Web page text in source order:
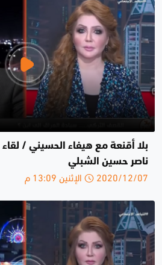
بلا أقنعة مع هيفاء الحسيني /
ناصر حسين الشبلي
2020/12/07 الإثنين 13:09 م